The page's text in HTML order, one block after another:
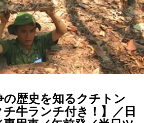
歴史を知るクチトン
牛ランチ付き！】／日